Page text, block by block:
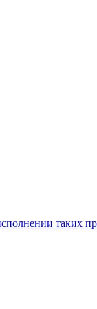
таких